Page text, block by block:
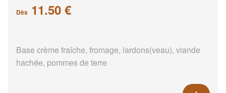
Dès 11.50 €
Base crème fraîche, fromage, lardons(veau), viande
hachée, pommes de terre